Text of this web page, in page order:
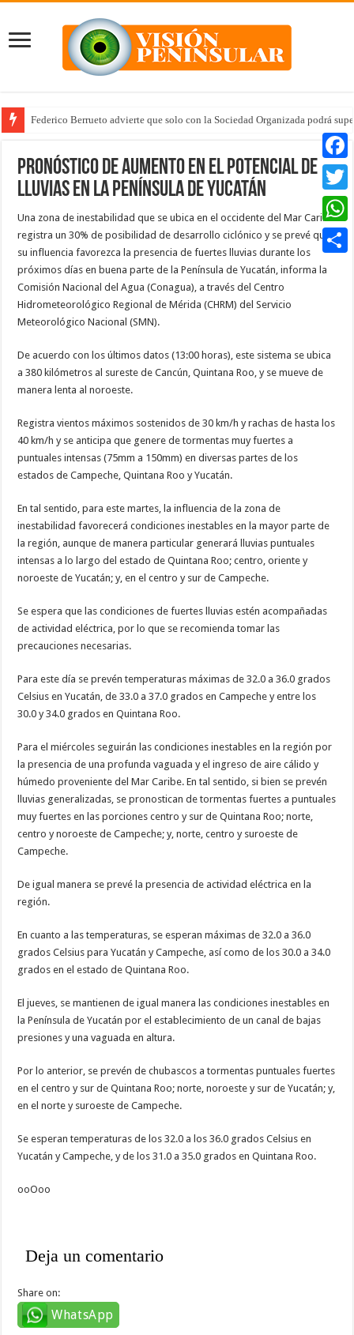
Federico Berrueto advierte que solo con la Sociedad Organizada podrá
Pronóstico de aumento en el potencial de
lluvias en la Península de Yucatán
Una zona de inestabilidad que se ubica en el occidente del Mar Caribe
registra un 30% de posibilidad de desarrollo ciclónico y se prevé que
su influencia favorezca la presencia de fuertes lluvias durante los
próximos días en buena parte de la Península de Yucatán, informa la
Comisión Nacional del Agua (Conagua), a través del Centro
Hidrometeorológico Regional de Mérida (CHRM) del Servicio
Meteorológico Nacional (SMN).
De acuerdo con los últimos datos (13:00 horas), este sistema se ubica
a 380 kilómetros al sureste de Cancún, Quintana Roo, y se mueve de
manera lenta al noroeste.
Registra vientos máximos sostenidos de 30 km/h y rachas de hasta los
40 km/h y se anticipa que genere de tormentas muy fuertes a
puntuales intensas (75mm a 150mm) en diversas partes de los
estados de Campeche, Quintana Roo y Yucatán.
En tal sentido, para este martes, la influencia de la zona de
inestabilidad favorecerá condiciones inestables en la mayor parte de
la región, aunque de manera particular generará lluvias puntuales
intensas a lo largo del estado de Quintana Roo; centro, oriente y
noroeste de Yucatán; y, en el centro y sur de Campeche.
Se espera que las condiciones de fuertes lluvias estén acompañadas
de actividad eléctrica, por lo que se recomienda tomar las
precauciones necesarias.
Para este día se prevén temperaturas máximas de 32.0 a 36.0 grados
Celsius en Yucatán, de 33.0 a 37.0 grados en Campeche y entre los
30.0 y 34.0 grados en Quintana Roo.
Para el miércoles seguirán las condiciones inestables en la región por
la presencia de una profunda vaguada y el ingreso de aire cálido y
húmedo proveniente del Mar Caribe. En tal sentido, si bien se prevén
lluvias generalizadas, se pronostican de tormentas fuertes a puntuales
muy fuertes en las porciones centro y sur de Quintana Roo; norte,
centro y noroeste de Campeche; y, norte, centro y suroeste de
Campeche.
De igual manera se prevé la presencia de actividad eléctrica en la
región.
En cuanto a las temperaturas, se esperan máximas de 32.0 a 36.0
grados Celsius para Yucatán y Campeche, así como de los 30.0 a 34.0
grados en el estado de Quintana Roo.
El jueves, se mantienen de igual manera las condiciones inestables en
la Península de Yucatán por el establecimiento de un canal de bajas
presiones y una vaguada en altura.
Por lo anterior, se prevén de chubascos a tormentas puntuales fuertes
en el centro y sur de Quintana Roo; norte, noroeste y sur de Yucatán; y,
en el norte y suroeste de Campeche.
Se esperan temperaturas de los 32.0 a los 36.0 grados Celsius en
Yucatán y Campeche, y de los 31.0 a 35.0 grados en Quintana Roo.
ooOoo
Deja un comentario
Share on:
WhatsApp
Twitter